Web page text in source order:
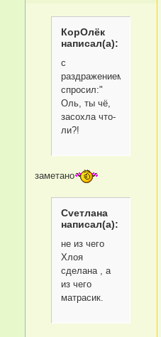
КорОлёк
написал(а):
с
раздражением
спросил:"
Оль, ты чё,
засохла что-
ли?!
заметано
Сvетлана
написал(а):
не из чего
Хлоя
сделана , а
из чего
матрасик.